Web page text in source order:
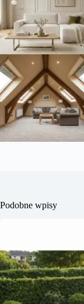
Podobne wpisy